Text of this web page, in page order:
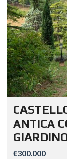
ANTICA
€300.000